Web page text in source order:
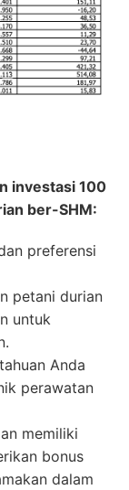
investasi 100
ber-SHM:
preferensi
petani durian
untuk
Anda
perawatan
memiliki
bonus
dalam